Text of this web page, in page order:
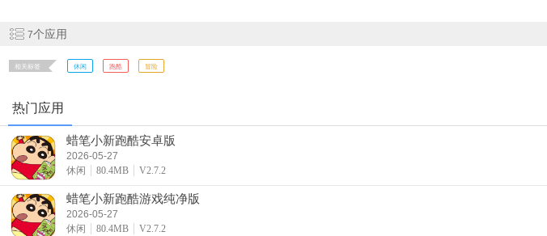
7个应用
相关标签 休闲 跑酷 冒险
热门应用
蜡笔小新跑酷安卓版
2026-05-27
休闲
80.4MB V2.7.2
蜡笔小新跑酷游戏纯净版
2026-05-27
休闲
80.4MB V2.7.2